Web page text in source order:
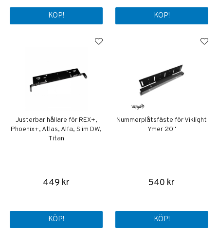
KÖP! KÖP!
Justerbar hållare för REX+,
Phoenix+, Atlas, Alfa, Slim DW,
Titan
449 kr
KÖP!
Nummerplåtsfäste för Viklight
Ymer 20"
540 kr
KÖP!